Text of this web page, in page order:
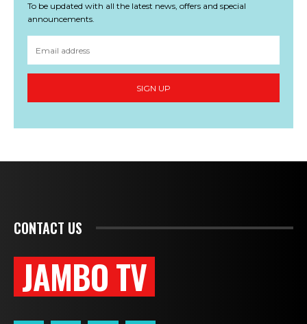
To be updated with all the latest news, offers and special
announcements.
SIGN UP
CONTACT US
JAMBO TV